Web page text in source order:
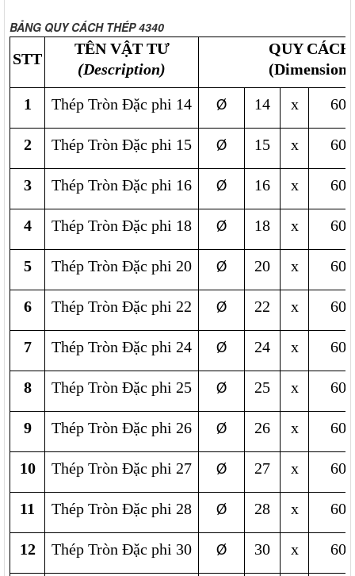
BẢNG QUY CÁCH THÉP 4340
STT
TÊN VẬT TƯ
(Description)
QUY CÁCH
(Dimension)
1
Thép Tròn Đặc phi 14 Ø 14 x
2 Thép Tròn Đặc phi 15 Ø 15 x
3 Thép Tròn Đặc phi 16 Ø 16 x
4 Thép Tròn Đặc phi 18 Ø 18 x
5 Thép Tròn Đặc phi 20 Ø 20 x
6 Thép Tròn Đặc phi 22 Ø 22 x
7 Thép Tròn Đặc phi 24 Ø 24 x
8 Thép Tròn Đặc phi 25 Ø 25 x
9 Thép Tròn Đặc phi 26 Ø 26 x
10 Thép Tròn Đặc phi 27 Ø 27 x
11 Thép Tròn Đặc phi 28 Ø 28 x
12 Thép Tròn Đặc phi 30 Ø 30 x